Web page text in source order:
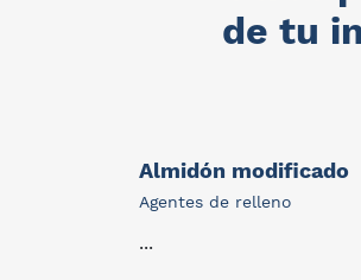
de tu
Almidón modificado
Agentes de relleno
...